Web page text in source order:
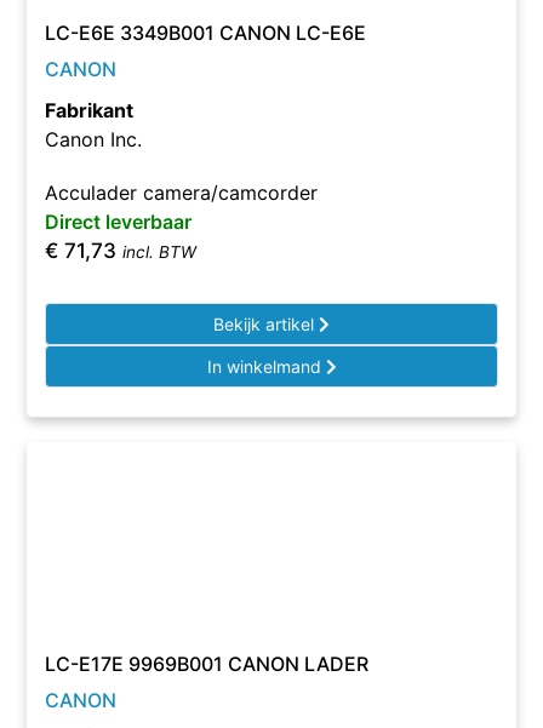
LC-E6E 3349B001 CANON LC-E6E
CANON
Fabrikant
Canon Inc.
Acculader camera/camcorder
Direct leverbaar
€ 71,73 incl. BTW
Bekijk artikel
In winkelmand
LC-E17E 9969B001 CANON LADER
CANON